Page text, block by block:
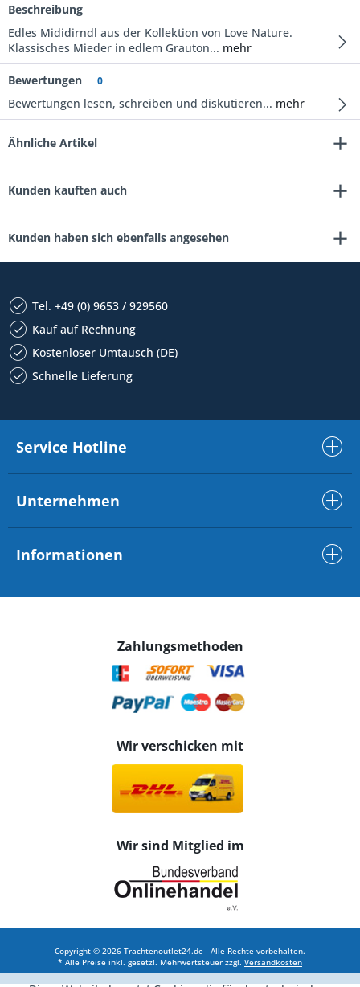
Beschreibung
Edles Mididirndl aus der Kollektion von Love Nature.
Klassisches Mieder in edlem Grauton... mehr
Bewertungen 0
Bewertungen lesen, schreiben und diskutieren... mehr
Ähnliche Artikel
Kunden kauften auch
Kunden haben sich ebenfalls angesehen
Tel. +49 (0) 9653 / 929560
Kauf auf Rechnung
Kostenloser Umtausch (DE)
Schnelle Lieferung
Service Hotline
Unternehmen
Informationen
Zahlungsmethoden
Wir verschicken mit
Wir sind Mitglied im
Copyright © 2026 Trachtenoutlet24.de - Alle Rechte vorbehalten.
* Alle Preise inkl. gesetzl. Mehrwertsteuer zzgl. Versandkosten